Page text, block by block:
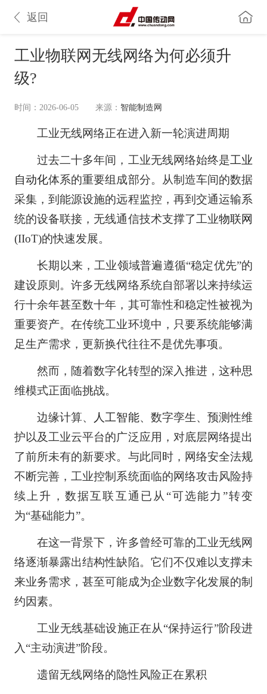
返回
工业物联网无线网络为何必须升
级?
时间：2026-06-05 来源： 智能制造网
工业无线网络正在进入新一轮演进周期
过去二十多年间，工业无线网络始终是工业
自动化体系的重要组成部分。从制造车间的数据
采集，到能源设施的远程监控，再到交通运输系
统的设备联接，无线通信技术支撑了工业物联网
(IIoT)的快速发展。
长期以来，工业领域普遍遵循“稳定优先”的
建设原则。许多无线网络系统自部署以来持续运
行十余年甚至数十年，其可靠性和稳定性被视为
重要资产。在传统工业环境中，只要系统能够满
足生产需求，更新换代往往不是优先事项。
然而，随着数字化转型的深入推进，这种思
维模式正面临挑战。
边缘计算、 人工智能、数字孪生、预测性维
护以及工业云平台的广泛应用，对底层网络提出
了前所未有的新要求。与此同时，网络安全法规
不断完善，工业控制系统面临的网络攻击风险持
续上升，数据互联互通已从“可选能力”转变
为“基础能力”。
在这一背景下，许多曾经可靠的工业无线网
络逐渐暴露出结构性缺陷。它们不仅难以支撑未
来业务需求，甚至可能成为企业数字化发展的制
约因素。
工业无线基础设施正在从“保持运行”阶段进
入“主动演进”阶段。
遗留无线网络的隐性风险正在累积